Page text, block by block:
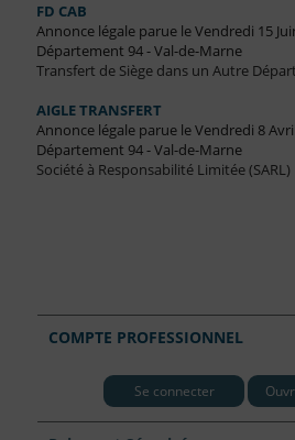
FD CAB
Annonce légale parue le Vendredi 15
Département 94 - Val-de-Marne
Transfert de Siège dans un Autre
AIGLE TRANSFERT
Annonce légale parue le Vendredi 8
Département 94 - Val-de-Marne
Société à Responsabilité Limitée (SARL)
COMPTE PROFESSIONNEL
Se connecter